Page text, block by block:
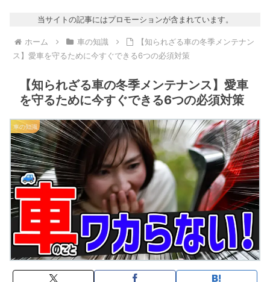
当サイトの記事にはプロモーションが含まれています。
ホーム 車の知識
【知られざる車の冬季メンテナン
ス】愛車を守るために今すぐできる6つの必須対策
【知られざる車の冬季メンテナンス】愛車
を守るために今すぐできる6つの必須対策
車の知識